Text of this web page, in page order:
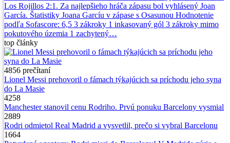
Los Rojillos 2:1. Za najlepšieho hráča zápasu bol vyhlásený Joan
García. Štatistiky Joana Garcíu v zápase s Osasunou Hodnotenie
podľa Sofascore: 6,5 3 zákroky 1 inkasovaný gól 3 zákroky mimo
pokutového územia 1 zachytený…
top články
4856 prečítaní
Lionel Messi prehovoril o fámach týkajúcich sa príchodu jeho syna
do La Masie
4258
Manchester stanovil cenu Rodriho. Prvú ponuku Barcelony vysmial
2889
Rodri odmietol Real Madrid a vysvetlil, prečo si vybral Barcelonu
1664